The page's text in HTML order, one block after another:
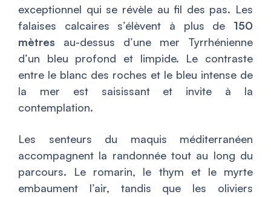
exceptionnel qui se révèle au fil des pas. Les
falaises calcaires s’élèvent à plus de 150
mètres au-dessus d’une mer Tyrrhénienne
d’un bleu profond et limpide. Le contraste
entre le blanc des roches et le bleu intense de
la mer est saisissant et invite à la
contemplation.
Les senteurs du maquis méditerranéen
accompagnent la randonnée tout au long du
parcours. Le romarin, le thym et le myrte
embaument l’air, tandis que les oliviers